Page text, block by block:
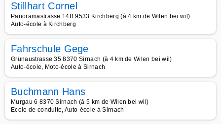
Stillhart Cornel
Panoramastrasse 14B 9533 Kirchberg (à 4 km de Wilen bei wil)
Auto-école à Kirchberg
Fahrschule Gege
Grünaustrasse 35 8370 Sirnach (à 4 km de Wilen bei wil)
Auto-école, Moto-école à Sirnach
Buchmann Hans
Murgau 6 8370 Sirnach (à 5 km de Wilen bei wil)
Ecole de conduite, Auto-école à Sirnach